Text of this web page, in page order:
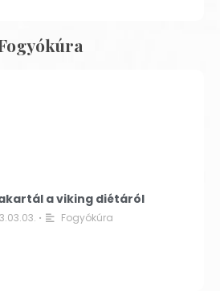
a viking diétáról
• Fogyókúra